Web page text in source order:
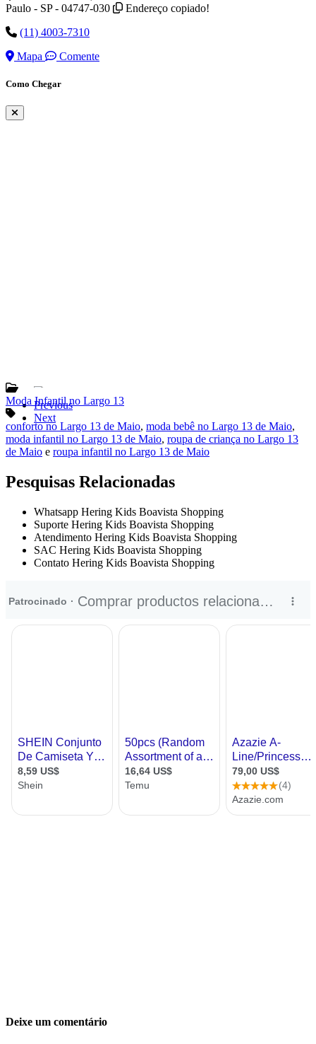
Paulo - SP - 04747-030
Endereço copiado!
(11) 4003-7310
Mapa
Comente
Como Chegar
Previous
Next
Moda Infantil no Largo 13
conforto no Largo 13 de Maio, moda bebê no Largo 13 de Maio,
moda infantil no Largo 13 de Maio, roupa de criança no Largo 13
de Maio e roupa infantil no Largo 13 de Maio
Pesquisas Relacionadas
Whatsapp Hering Kids Boavista Shopping
Suporte Hering Kids Boavista Shopping
Atendimento Hering Kids Boavista Shopping
SAC Hering Kids Boavista Shopping
Contato Hering Kids Boavista Shopping
Deixe um comentário